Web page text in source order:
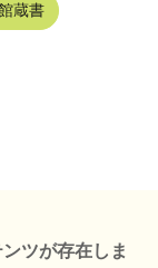
蔵書
ツが存在しま